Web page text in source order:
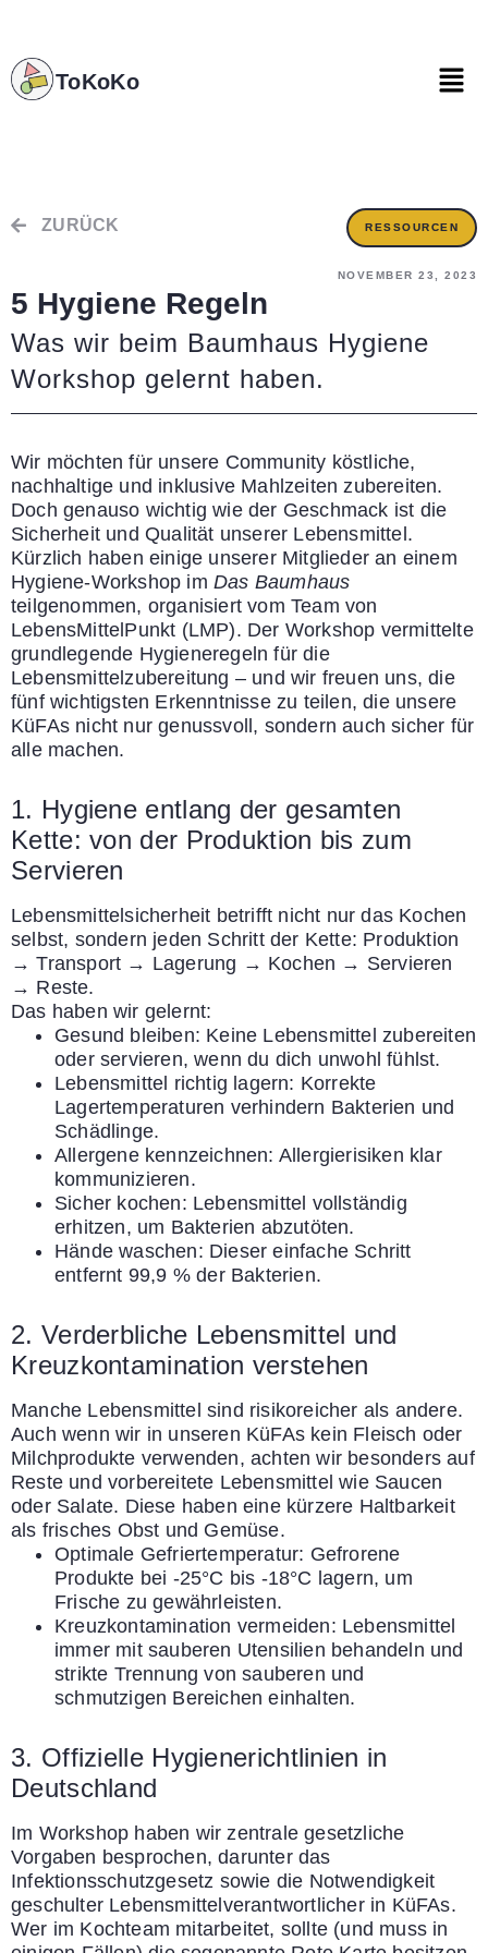
ToKoKo
ZURÜCK RESSOURCEN
NOVEMBER 23, 2023
5 Hygiene Regeln
Was wir beim Baumhaus Hygiene
Workshop gelernt haben.
Wir möchten für unsere Community köstliche,
nachhaltige und inklusive Mahlzeiten zubereiten.
Doch genauso wichtig wie der Geschmack ist die
Sicherheit und Qualität unserer Lebensmittel.
Kürzlich haben einige unserer Mitglieder an einem
Hygiene-Workshop im Das Baumhaus
teilgenommen, organisiert vom Team von
LebensMittelPunkt (LMP). Der Workshop vermittelte
grundlegende Hygieneregeln für die
Lebensmittelzubereitung – und wir freuen uns, die
fünf wichtigsten Erkenntnisse zu teilen, die unsere
KüFAs nicht nur genussvoll, sondern auch sicher für
alle machen.
1. Hygiene entlang der gesamten
Kette: von der Produktion bis zum
Servieren
Lebensmittelsicherheit betrifft nicht nur das Kochen
selbst, sondern jeden Schritt der Kette: Produktion
→ Transport → Lagerung → Kochen → Servieren
→ Reste.
Das haben wir gelernt:
Gesund bleiben: Keine Lebensmittel zubereiten
oder servieren, wenn du dich unwohl fühlst.
Lebensmittel richtig lagern: Korrekte
Lagertemperaturen verhindern Bakterien und
Schädlinge.
Allergene kennzeichnen: Allergierisiken klar
kommunizieren.
Sicher kochen: Lebensmittel vollständig
erhitzen, um Bakterien abzutöten.
Hände waschen: Dieser einfache Schritt
entfernt 99,9 % der Bakterien.
2. Verderbliche Lebensmittel und
Kreuzkontamination verstehen
Manche Lebensmittel sind risikoreicher als andere.
Auch wenn wir in unseren KüFAs kein Fleisch oder
Milchprodukte verwenden, achten wir besonders auf
Reste und vorbereitete Lebensmittel wie Saucen
oder Salate. Diese haben eine kürzere Haltbarkeit
als frisches Obst und Gemüse.
Optimale Gefriertemperatur: Gefrorene
Produkte bei -25°C bis -18°C lagern, um
Frische zu gewährleisten.
Kreuzkontamination vermeiden: Lebensmittel
immer mit sauberen Utensilien behandeln und
strikte Trennung von sauberen und
schmutzigen Bereichen einhalten.
3. Offizielle Hygienerichtlinien in
Deutschland
Im Workshop haben wir zentrale gesetzliche
Vorgaben besprochen, darunter das
Infektionsschutzgesetz sowie die Notwendigkeit
geschulter Lebensmittelverantwortlicher in KüFAs.
Wer im Kochteam mitarbeitet, sollte (und muss in